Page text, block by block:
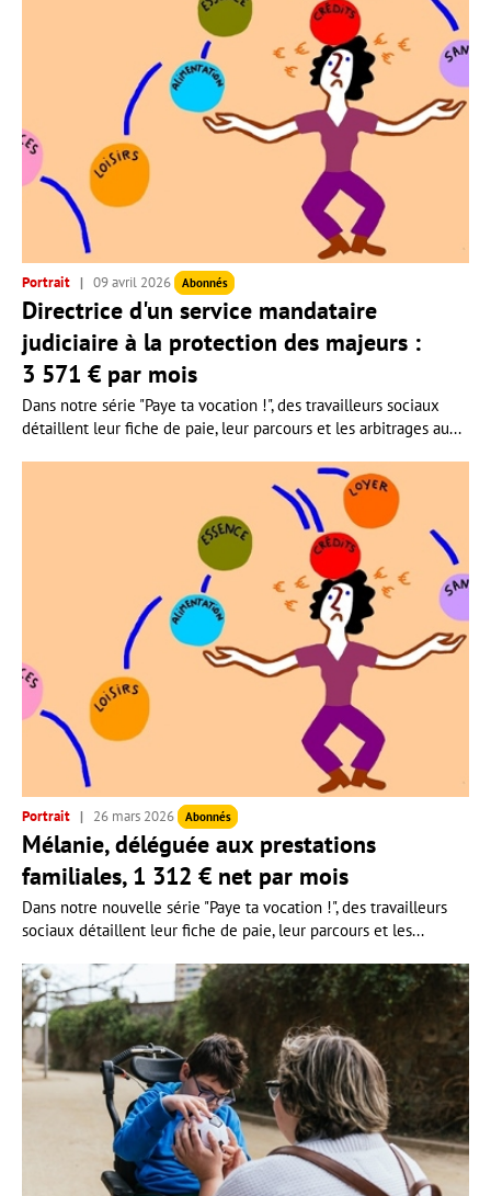
Portrait 09 avril 2026 Abonnés
Directrice d'un service mandataire
judiciaire à la protection des majeurs :
3 571 € par mois
Dans notre série "Paye ta vocation !", des travailleurs sociaux
détaillent leur fiche de paie, leur parcours et les arbitrages au...
Portrait 26 mars 2026 Abonnés
Mélanie, déléguée aux prestations
familiales, 1 312 € net par mois
Dans notre nouvelle série "Paye ta vocation !", des travailleurs
sociaux détaillent leur fiche de paie, leur parcours et les...